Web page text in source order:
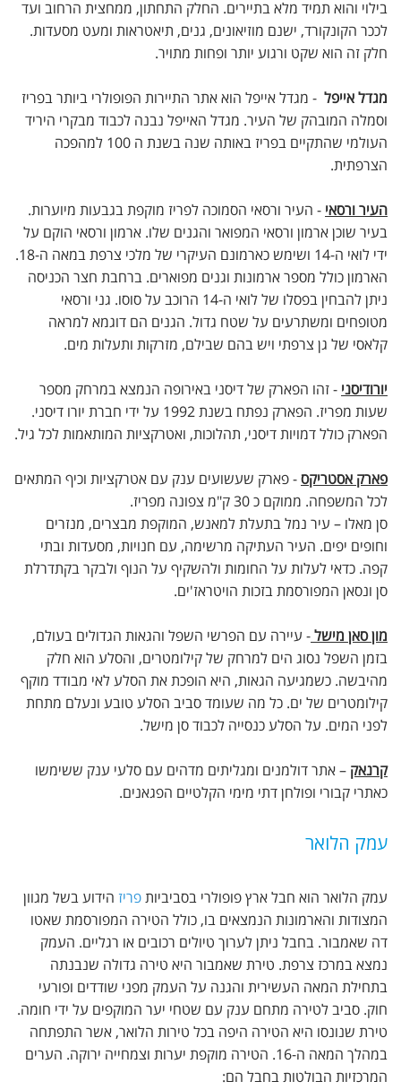
בילוי והוא תמיד מלא בתיירים. החלק התחתון, ממחצית הרחוב ועד
לככר הקונקורד, ישנם מוזיאונים, גנים, תיאטראות ומעט מסעדות.
חלק זה הוא שקט ורגוע יותר ופחות מתויר.
מגדל אייפל - מגדל אייפל הוא אתר התיירות הפופולרי ביותר בפריז
וסמלה המובהק של העיר. מגדל האייפל נבנה לכבוד מבקרי היריד
העולמי שהתקיים בפריז באותה שנה בשנת ה 100 למהפכה
הצרפתית.
העיר ורסאי - העיר ורסאי הסמוכה לפריז מוקפת בגבעות מיוערות.
בעיר שוכן ארמון ורסאי המפואר והגנים שלו. ארמון ורסאי הוקם על
ידי לואי ה-14 ושימש כארמונם העיקרי של מלכי צרפת במאה ה-18.
הארמון כולל מספר ארמונות וגנים מפוארים. ברחבת חצר הכניסה
ניתן להבחין בפסלו של לואי ה-14 הרוכב על סוסו. גני ורסאי
מטופחים ומשתרעים על שטח גדול. הגנים הם דוגמא למראה
קלאסי של גן צרפתי ויש בהם שבילם, מזרקות ותעלות מים.
יורודיסני - זהו הפארק של דיסני באירופה הנמצא במרחק מספר
שעות מפריז. הפארק נפתח בשנת 1992 על ידי חברת יורו דיסני.
הפארק כולל דמויות דיסני, תהלוכות, ואטרקציות המותאמות לכל גיל.
פארק אסטריקס- פארק שעשועים ענק עם אטרקציות וכיף המתאים
לכל המשפחה. ממוקם כ 30 ק"מ צפונה מפריז.
סן מאלו – עיר נמל בתעלת למאנש, המוקפת מבצרים, מנזרים
וחופים יפים. העיר העתיקה מרשימה, עם חנויות, מסעדות ובתי
קפה. כדאי לעלות על החומות ולהשקיף על הנוף ולבקר בקתדרלת
סן ונסאן המפורסמת בזכות הויטראז'ים.
מון סאן מישל- עיירה עם הפרשי השפל והגאות הגדולים בעולם,
בזמן השפל נסוג הים למרחק של קילומטרים, והסלע הוא חלק
מהיבשה. כשמגיעה הגאות, היא הופכת את הסלע לאי מבודד מוקף
קילומטרים של ים. כל מה שעומד סביב הסלע טובע ונעלם מתחת
לפני המים. על הסלע כנסייה לכבוד סן מישל.
קרנאק – אתר דולמנים ומגליתים מדהים עם סלעי ענק ששימשו
כאתרי קבורי ופולחן דתי מימי הקלטיים הפגאנים.
עמק הלואר
עמק הלואר הוא חבל ארץ פופולרי בסביביותפריז הידוע בשל מגוון
המצודות והארמונות הנמצאים בו, כולל הטירה המפורסמת שאטו
דה שאמבור. בחבל ניתן לערוך טיולים רכובים או רגליים. העמק
נמצא במרכז צרפת. טירת שאמבור היא טירה גדולה שנבנתה
בתחילת המאה העשירית והגנה על העמק מפני שודדים ופורעי
חוק. סביב לטירה מתחם ענק עם שטחי יער המוקפים על ידי חומה.
טירת שנונסו היא הטירה היפה בכל טירות הלואר, אשר התפתחה
במהלך המאה ה-16. הטירה מוקפת יערות וצמחייה ירוקה. הערים
המרכזיות הבולטות בחבל הם: